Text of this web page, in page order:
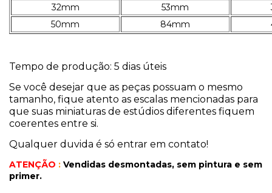
32mm
53mm
50mm
84mm
Tempo de produção: 5 dias úteis
Se você desejar que as peças possuam o mesmo
tamanho, fique atento as escalas mencionadas para
que suas miniaturas de estúdios diferentes fiquem
coerentes entre si.
Qualquer duvida é só entrar em contato!
ATENÇÃO : Vendidas desmontadas, sem pintura e sem
primer.